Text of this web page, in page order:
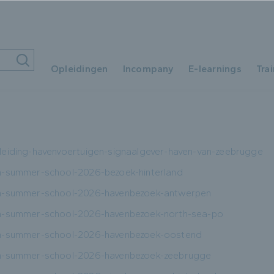
Opleidingen
Word logistiek professional
HR
Incompany E-learnings
havenvoertuigen-signaalgever-haven-van-zeebrugge
summer-school-2026-bezoek-hinterland
summer-school-2026-havenbezoek-antwerpen
summer-school-2026-havenbezoek-north-sea-po
summer-school-2026-havenbezoek-oostend
school-2026-havenbezoek-zeebrugge